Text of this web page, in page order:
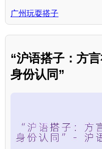
广州玩耍搭子
“沪语搭子：方
身份认同”